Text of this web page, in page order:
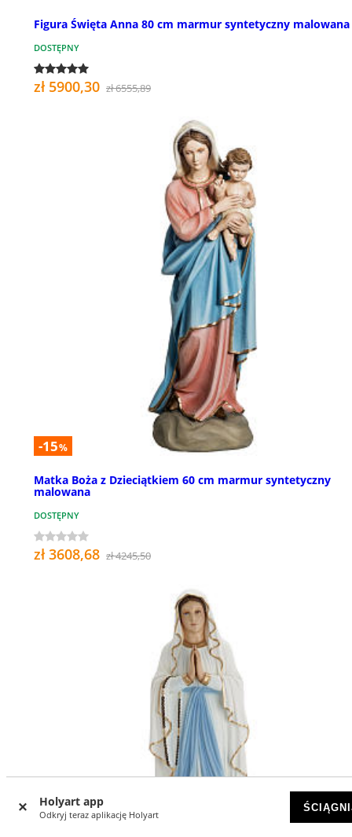
Holyart app
Odkryj teraz aplikację Holyart
Figura Święta Anna 80 cm marmur syntetyczny malowana
DOSTĘPNY
zł 5900,30 zł 6555,89
-15%
Matka Boża z Dzieciątkiem 60 cm marmur syntetyczny
malowana
DOSTĘPNY
zł 3608,68 zł 4245,50